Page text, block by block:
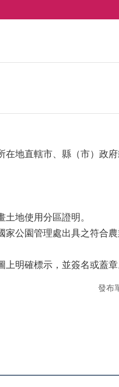
地直轄市、縣（市）政
土地使用分區證明。
家公園管理處出具之符合
明確標示，並簽名或蓋章
發布